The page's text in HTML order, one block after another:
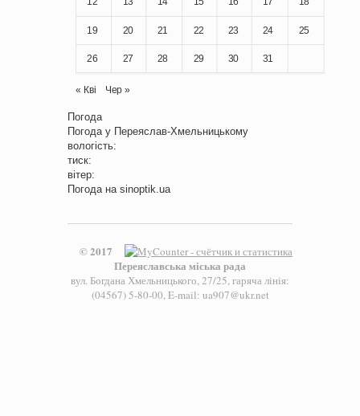
19 20 21 22 23 24 25
26 27 28 29 30 31
« Кві Чер »
Погода
Погода у Переяслав-Хмельницькому
вологість:
тиск:
вітер:
Погода на sinoptik.ua
© 2017
Переяславська міська рада
вул. Богдана Хмельницького, 27/25, гаряча лінія:
(04567) 5-80-00, E-mail: ua907@ukr.net